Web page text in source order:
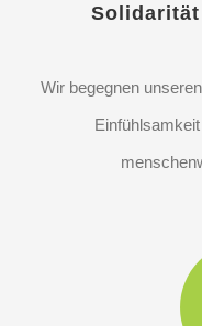
Solidarität
Wir begegnen